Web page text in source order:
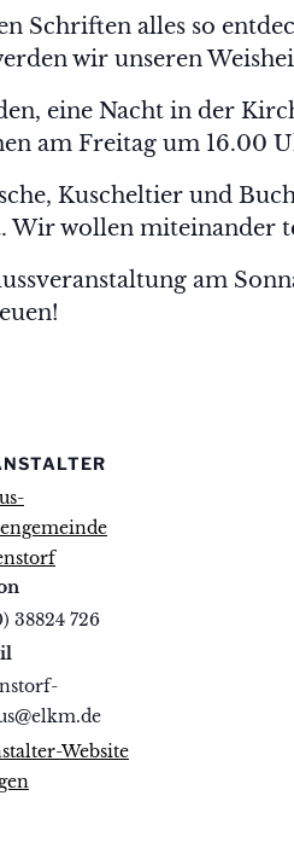
Schriften alles so
wir unseren
eine Nacht in der
am Freitag um 16.00
Kuscheltier und
Wir wollen miteinander
am
38824 726
Website